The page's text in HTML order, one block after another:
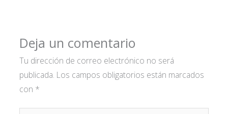
Deja un comentario
Tu dirección de correo electrónico no será
publicada. Los campos obligatorios están marcados
con *